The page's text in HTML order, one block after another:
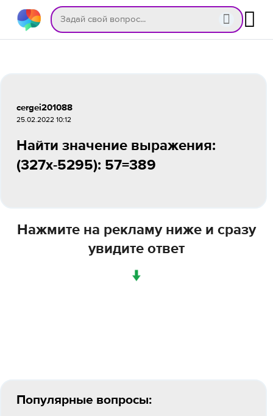
cergei201088
25.02.2022 10:12
Найти значение выражения:
(327x-5295): 57=389
Нажмите на рекламу ниже и сразу
увидите ответ
↓
Популярные вопросы: